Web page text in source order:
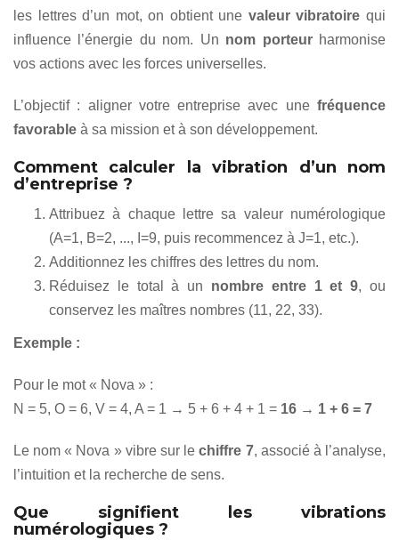
les lettres d’un mot, on obtient une valeur vibratoire qui
influence l’énergie du nom. Un nom porteurharmonise
vos actions avec les forces universelles.
L’objectif : aligner votre entreprise avec une fréquence
favorable à sa mission et à son développement.
Comment calculer la vibration d’un nom
d’entreprise ?
Attribuez à chaque lettre sa valeur numérologique
(A=1, B=2, ..., I=9, puis recommencez à J=1, etc.).
Additionnez les chiffres des lettres du nom.
Réduisez le total à un nombre entre 1 et 9, ou
conservez les maîtres nombres (11, 22, 33).
Exemple :
Pour le mot « Nova » :
N = 5, O = 6, V = 4, A = 1 → 5 + 6 + 4 + 1 = 16 → 1 + 6 = 7
Le nom « Nova » vibre sur lechiffre 7, associé à l’analyse,
l’intuition et la recherche de sens.
Que signifient les vibrations
numérologiques ?